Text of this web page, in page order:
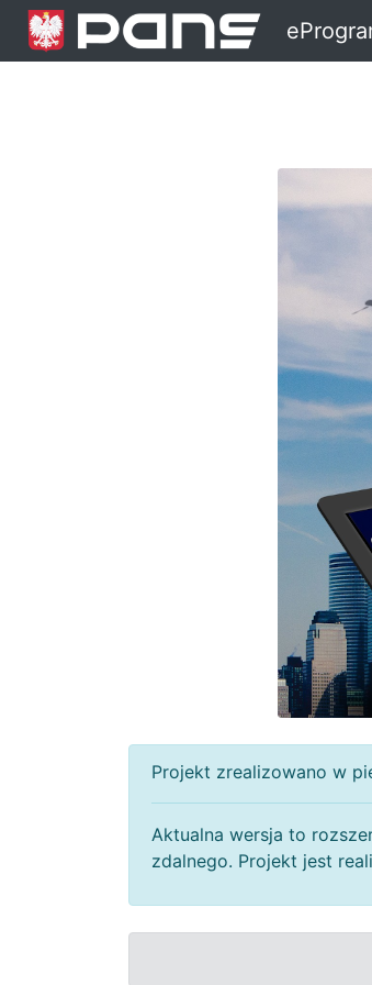
Przejście
Projekt zrealizowano w
Aktualna wersja to
zdalnego. Projekt jest